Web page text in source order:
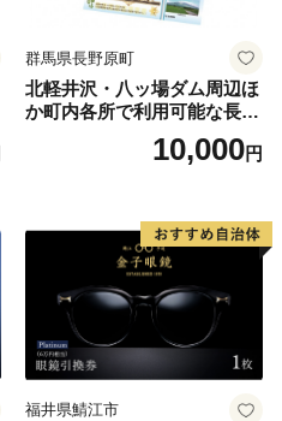
群馬県長野原町
北軽井沢・八ッ場ダム周辺ほ
か町内各所で利用可能な長野
原町ふるさと感謝券（3,000
円分）【トラベル 観光 旅行
10,000円
福井県鯖江市